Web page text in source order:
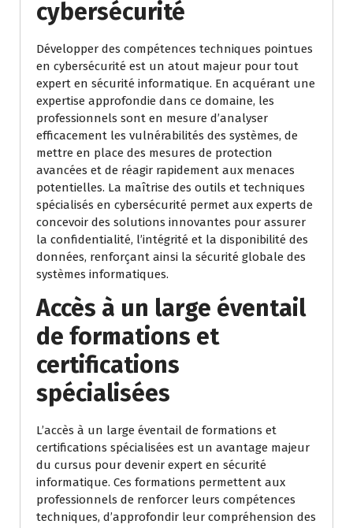
cybersécurité
Développer des compétences techniques pointues
en cybersécurité est un atout majeur pour tout
expert en sécurité informatique. En acquérant une
expertise approfondie dans ce domaine, les
professionnels sont en mesure d’analyser
efficacement les vulnérabilités des systèmes, de
mettre en place des mesures de protection
avancées et de réagir rapidement aux menaces
potentielles. La maîtrise des outils et techniques
spécialisés en cybersécurité permet aux experts de
concevoir des solutions innovantes pour assurer
la confidentialité, l’intégrité et la disponibilité des
données, renforçant ainsi la sécurité globale des
systèmes informatiques.
Accès à un large éventail
de formations et
certifications
spécialisées
L’accès à un large éventail de formations et
certifications spécialisées est un avantage majeur
du cursus pour devenir expert en sécurité
informatique. Ces formations permettent aux
professionnels de renforcer leurs compétences
techniques, d’approfondir leur compréhension des